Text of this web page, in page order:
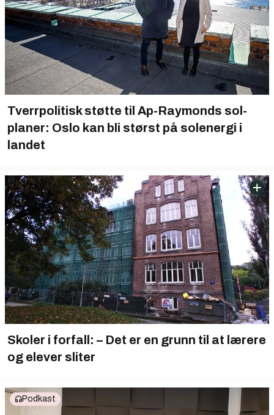
Tverrpolitisk støtte til Ap-Raymonds sol-
planer: Oslo kan bli størst på solenergi i
landet
Skoler i forfall: – Det er en grunn til at lærere
og elever sliter
Podkast